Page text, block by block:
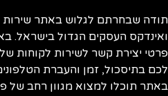
תודה שבחרתם לגלוש באתר שירות
ואינדקס העסקים הגדול בישראל.
פרטי יצירת קשר לשירות לקוחות
לכם בתיסכול, זמן והעברת
באתר תוכלו למצוא מגוון רחב של